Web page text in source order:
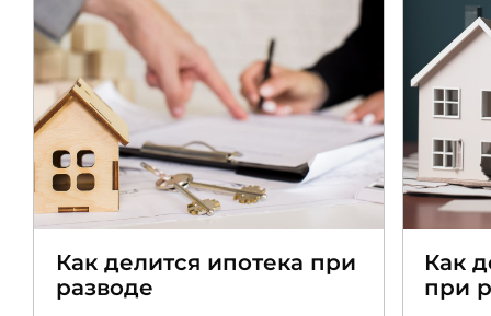
Как делится ипотека при
разводе
Как
при